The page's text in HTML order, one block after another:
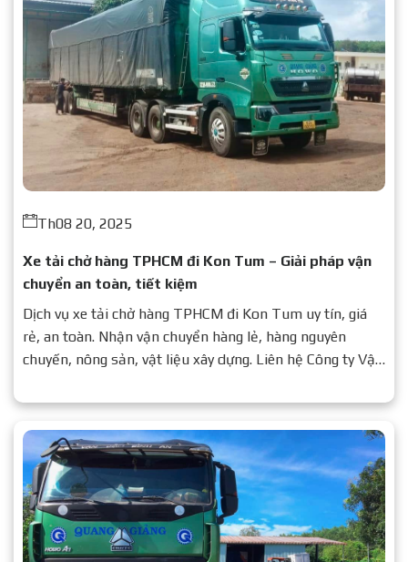
Th08 20, 2025
Xe tải chở hàng TPHCM đi Kon Tum – Giải pháp vận
chuyển an toàn, tiết kiệm
Dịch vụ xe tải chở hàng TPHCM đi Kon Tum uy tín, giá
rẻ, an toàn. Nhận vận chuyển hàng lẻ, hàng nguyên
chuyến, nông sản, vật liệu xây dựng. Liên hệ Công ty Vận